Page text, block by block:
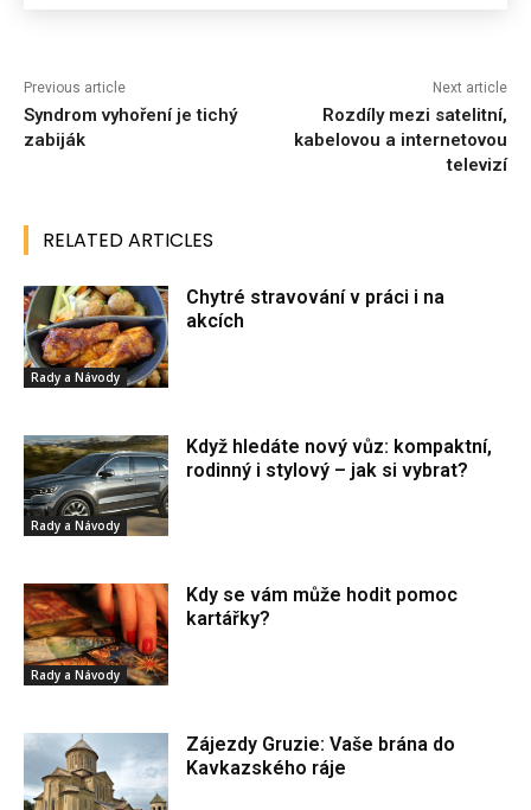
Previous article
Syndrom vyhoření je tichý
zabiják
Next article
Rozdíly mezi satelitní,
kabelovou a internetovou
televizí
RELATED ARTICLES
Rady a Návody
Chytré stravování v práci i na
akcích
Rady a Návody
Když hledáte nový vůz: kompaktní,
rodinný i stylový – jak si vybrat?
Rady a Návody
Kdy se vám může hodit pomoc
kartářky?
Zájezdy Gruzie: Vaše brána do
Kavkazského ráje